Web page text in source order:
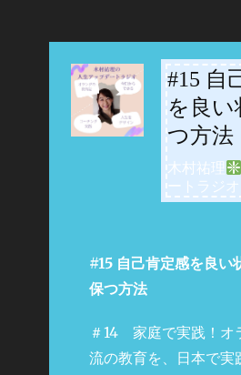
#15 自
を良い
つ方法
-
木村祐理
ートラジオ
#15 自己肯定感を良い
保つ方法
＃14 家庭で実践！オ
流の教育を、日本で実